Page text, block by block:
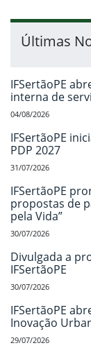
Últimas
IFSertãoPE
interna de
04/08/2026
IFSertãoPE
PDP 2027
31/07/2026
IFSertãoPE
propostas de
pela Vida”
30/07/2026
Divulgada a
IFSertãoPE
30/07/2026
IFSertãoPE
Inovação
29/07/2026